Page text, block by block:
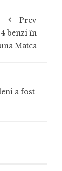
Prev
benzi în
Matca
a fost